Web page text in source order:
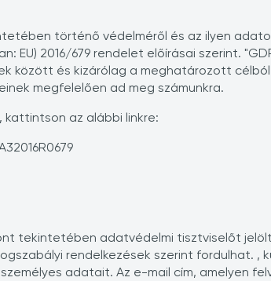
történő védelméről és az ilyen
EU) 2016/679 rendelet előírásai szerint.
között és kizárólag a meghatározott
megfelelően ad meg számunkra.
az alábbi linkre:
tekintetében adatvédelmi tisztviselőt
rendelkezések szerint fordulhat. ,
adatait. Az e-mail cím, amelyen